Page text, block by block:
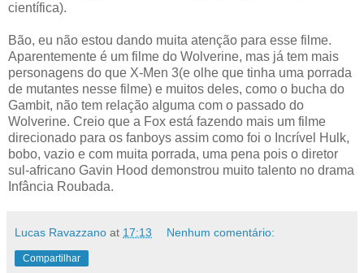
científica).
Bão, eu não estou dando muita atenção para esse filme.
Aparentemente é um filme do Wolverine, mas já tem mais
personagens do que X-Men 3(e olhe que tinha uma porrada
de mutantes nesse filme) e muitos deles, como o bucha do
Gambit, não tem relação alguma com o passado do
Wolverine. Creio que a Fox está fazendo mais um filme
direcionado para os fanboys assim como foi o Incrível Hulk,
bobo, vazio e com muita porrada, uma pena pois o diretor
sul-africano Gavin Hood demonstrou muito talento no drama
Infância Roubada.
Lucas Ravazzano at 17:13 Nenhum comentário:
Compartilhar